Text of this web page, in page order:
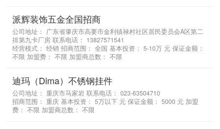
派辉装饰五金全国招商
公司地址： 广东省肇庆市高要市金利镇禄村社区居民委员会A区第二
排第九卡厂房 联系电话： 13827571541
经营模式： 经销 招商范围： 全国 基本投资： 5-10万 元 保证金额：
不限 加盟费： 不限 加盟商总数： 不限
迪玛（Dima）不锈钢挂件
公司地址： 重庆市马家岩 联系电话： 023-63504710
招商范围： 重庆 基本投资： 5万以下 元 保证金额： 5000 元 加盟
费： 不限 加盟商总数： 不限